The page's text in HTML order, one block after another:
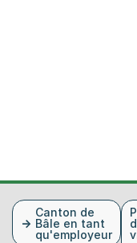
FusszeileCanton de
Bâle en tant
qu'employeur